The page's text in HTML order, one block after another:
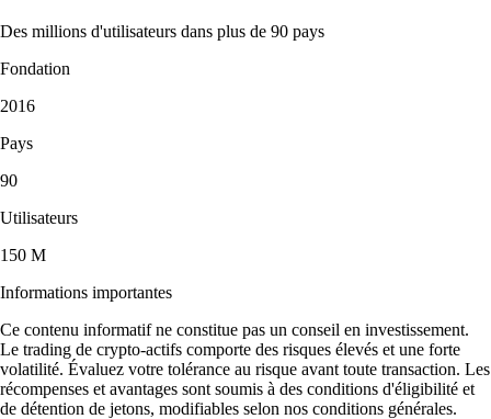
Des millions d'utilisateurs dans plus de 90 pays
Fondation
2016
Pays
90
Utilisateurs
150 M
Informations importantes
Ce contenu informatif ne constitue pas un conseil en investissement.
Le trading de crypto-actifs comporte des risques élevés et une forte
volatilité. Évaluez votre tolérance au risque avant toute transaction. Les
récompenses et avantages sont soumis à des conditions d'éligibilité et
de détention de jetons, modifiables selon nos conditions générales.